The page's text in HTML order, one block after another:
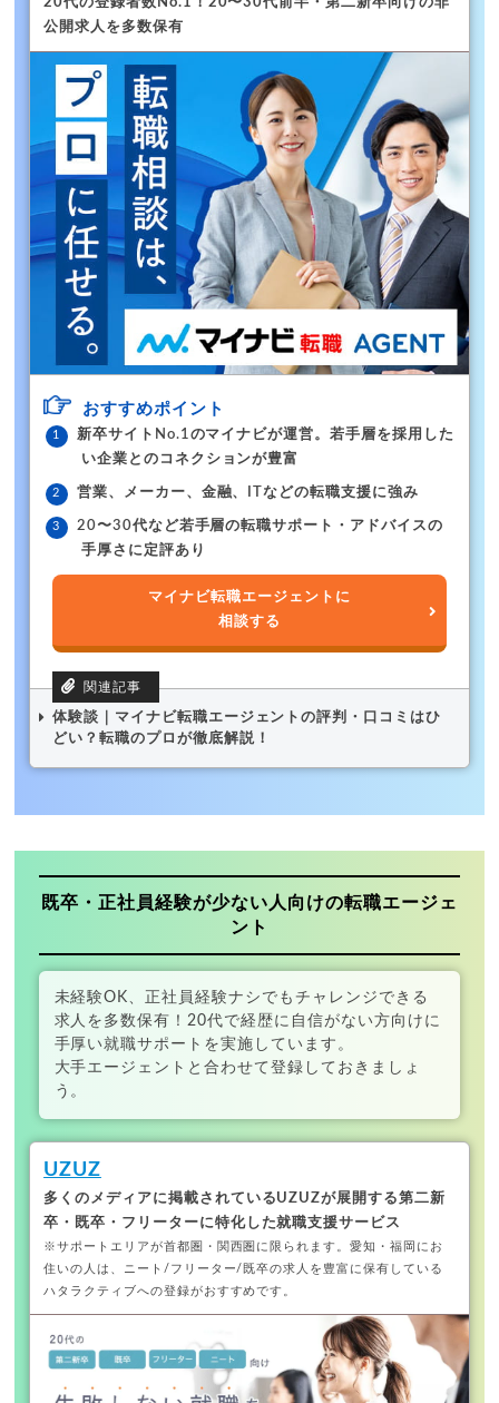
公開求人を多数保有
おすすめポイント
新卒サイトNo.1のマイナビが運営。若手層を採用した
い企業とのコネクションが豊富
営業、メーカー、金融、ITなどの転職支援に強み
20〜30代など若手層の転職サポート・アドバイスの
手厚さに定評あり
マイナビ転職エージェントに
相談する
体験談｜マイナビ転職エージェントの評判・口コミはひ
どい？転職のプロが徹底解説！
既卒・正社員経験が少ない人向けの転職エージェ
ント
未経験OK、正社員経験ナシでもチャレンジできる
求人を多数保有！20代で経歴に自信がない方向けに
手厚い就職サポートを実施しています。
大手エージェントと合わせて登録しておきましょ
う。
UZUZ
多くのメディアに掲載されているUZUZが展開する第二新
卒・既卒・フリーターに特化した就職支援サービス
※サポートエリアが首都圏・関西圏に限られます。愛知・福岡にお
住いの人は、ニート/フリーター/既卒の求人を豊富に保有している
ハタラクティブへの登録がおすすめです。